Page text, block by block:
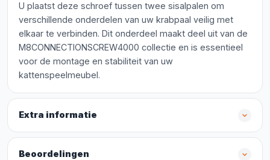
U plaatst deze schroef tussen twee sisalpalen om
verschillende onderdelen van uw krabpaal veilig met
elkaar te verbinden. Dit onderdeel maakt deel uit van de
M8CONNECTIONSCREW4000 collectie en is essentieel
voor de montage en stabiliteit van uw
kattenspeelmeubel.
Extra informatie
Beoordelingen